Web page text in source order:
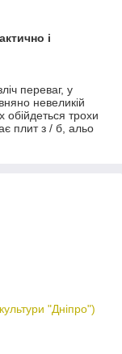
і
переваг, у
невеликій
обійдеться трохи
плит з / б, альо
"Дніпро")